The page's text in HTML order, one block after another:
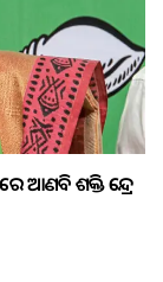
ଆଣବିକ ଶକ୍ତି କେନ୍ଦ୍ର